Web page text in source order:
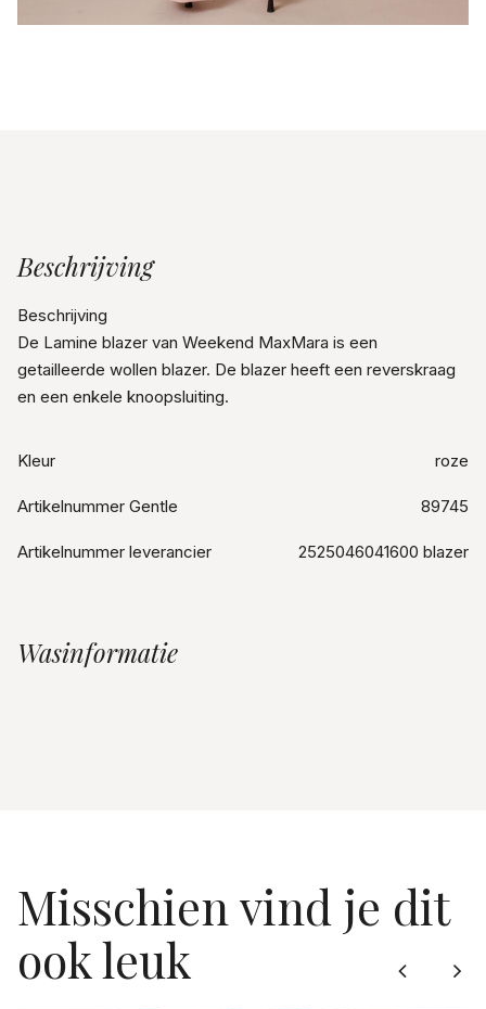
Beschrijving
Beschrijving
De Lamine blazer van Weekend MaxMara is een
getailleerde wollen blazer. De blazer heeft een reverskraag
en een enkele knoopsluiting.
Kleur roze
Artikelnummer Gentle 89745
Artikelnummer leverancier 2525046041600 blazer
Wasinformatie
Misschien vind je dit
ook leuk